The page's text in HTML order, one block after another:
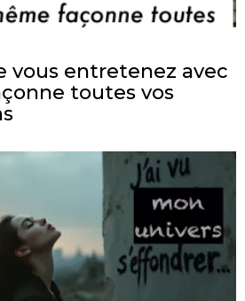
vous entretenez avec
toutes vos